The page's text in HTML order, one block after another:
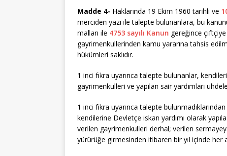
Madde 4- Haklarında 19 Ekim 1960 tarihli ve
merciden yazı ile talepte bulunanlara, bu
malları ile 4753 sayılı Kanun gereğince çiftçiye
gayrimenkullerinden kamu yararına tahsis
hükümleri saklıdır.
1 inci fıkra uyarınca talepte bulunanlar,
gayrimenkulleri ve yapılan sair yardımları
1 inci fıkra uyarınca talepte
kendilerine Devletçe iskan yardımı olarak
verilen gayrimenkulleri derhal; verilen
yürürüğe girmesinden itibaren bir yıl içinde